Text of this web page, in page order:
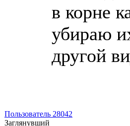
в корне
убираю
другой
Пользователь 28042
Заглянувший